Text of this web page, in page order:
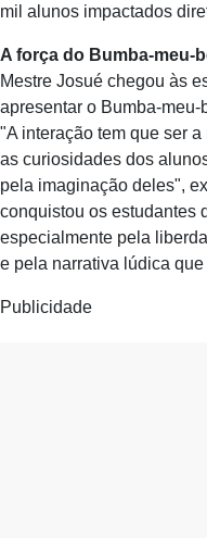
mil alunos impactados
A força do Bumba-meu-
Mestre Josué chegou às
apresentar o Bumba-
"A interação tem que ser
as curiosidades dos
pela imaginação deles",
conquistou os estudantes
especialmente pela
e pela narrativa lúdica
Publicidade